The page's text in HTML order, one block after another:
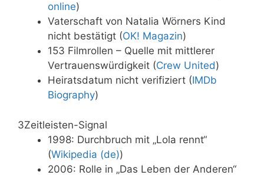
online)
Vaterschaft von Natalia Wörners Kind
nicht bestätigt (OK! Magazin)
153 Filmrollen – Quelle mit mittlerer
Vertrauenswürdigkeit (Crew United)
Heiratsdatum nicht verifiziert (IMDb
Biography)
3Zeitleisten-Signal
1998: Durchbruch mit „Lola rennt“
(Wikipedia (de))
2006: Rolle in „Das Leben der Anderen“